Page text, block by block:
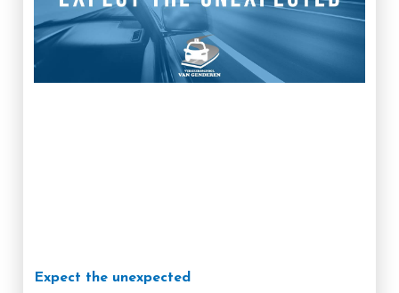
Expect the unexpected